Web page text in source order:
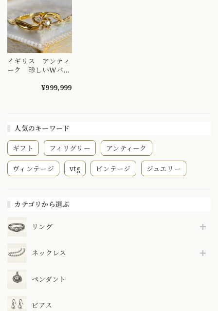
人気のキーワード
ギフト フィリグリー アンティーク
ヴィンテージ vtg ビンテージ ジュエリー
カテゴリから選ぶ
リング
ネックレス
ペンダント
ピアス
イギリス アンティ
ーク 珍しいWバタ
ア リング old
¥999,999